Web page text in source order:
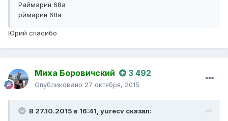
Раймарин 68а
рймарин 68а
Юрий спасибо
Миха Боровичский 3 492
Опубликовано 27 октября, 2015
В 27.10.2015 в 16:41, yurecv сказал: